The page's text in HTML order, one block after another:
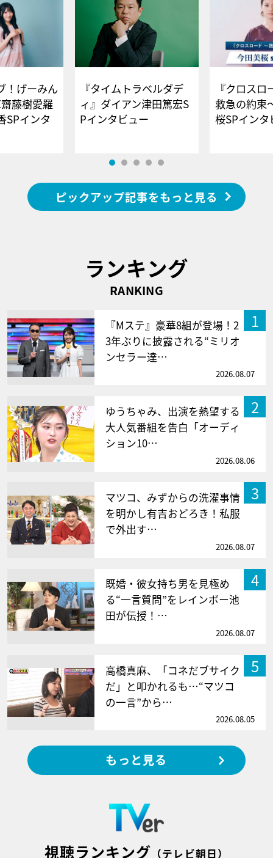
！げーみん
藤樹愛羅
SPインタ
『タイムトラベルダデ
ィ』ダイアン津田篤宏S
Pインタビュー
『クロス
救急の約束
桜SPイ
ピックアップ記事をもっと見る
ランキング
RANKING
1
『Mステ』豪華8組が登場！2
3年ぶりに披露される“ミリオ
ンセラー達…
2026.08.07
2
ゆうちゃみ、出演を熱望する
大人気番組を告白「オーディ
ション10…
2026.08.06
3
マツコ、みずからの洗濯事情
を明かし有吉おどろき！私服
で外出す…
2026.08.07
4
既婚・彼女持ち男を見極め
る“一言質問”をレインボー池
田が伝授！…
2026.08.07
5
高橋真麻、「コネだブサイク
だ」と叩かれるも…“マツコ
の一言”から…
2026.08.05
もっと見る
視聴ランキング （テレビ朝日）